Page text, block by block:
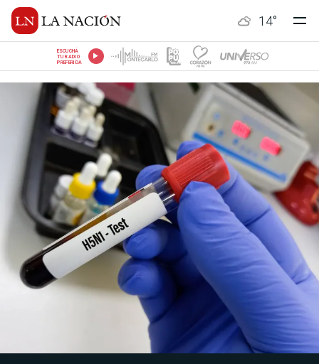
14°
ESCUCHÁ
TU RADIO
PREFERIDA